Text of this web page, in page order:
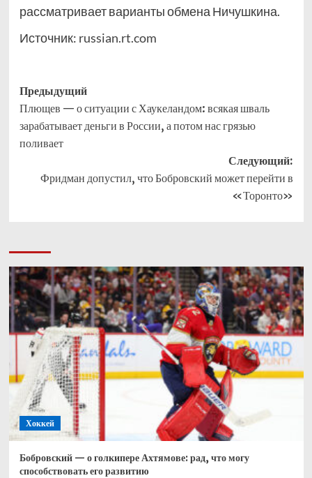
рассматривает варианты обмена Ничушкина.
Источник: russian.rt.com
Навигация
записи
Предыдущий
Плющев — о ситуации с Хаукеландом: всякая шваль
зарабатывает деньги в России, а потом нас грязью
поливает
Следующий:
Фридман допустил, что Бобровский может перейти в
«Торонто»
Хоккей
Бобровский — о голкипере Ахтямове: рад, что могу
способствовать его развитию